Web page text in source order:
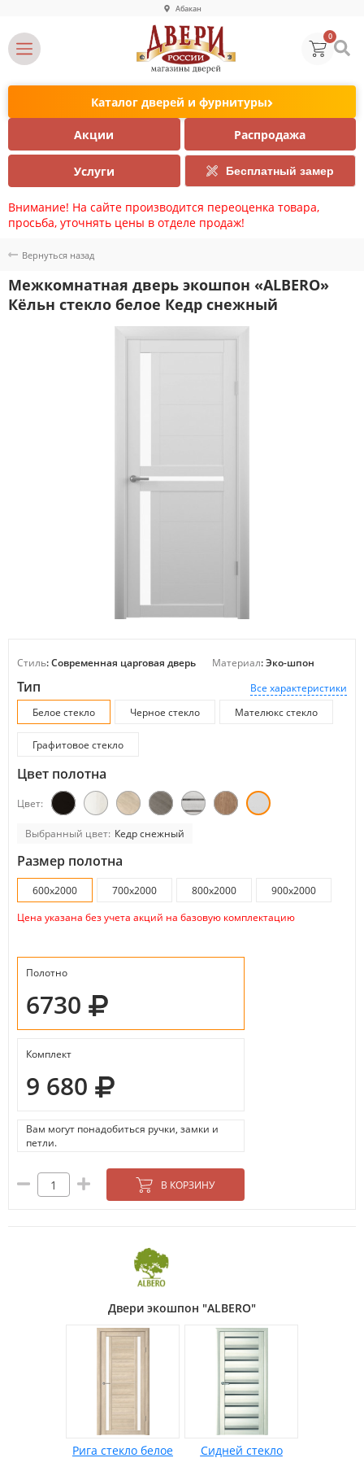
Абакан
0
Каталог дверей и фурнитуры
Акции Распродажа
Услуги Бесплатный замер
Внимание! На сайте производится переоценка товара,
просьба, уточнять цены в отделе продаж!
Вернуться назад
Межкомнатная дверь экошпон «ALBERO»
Кёльн стекло белое Кедр снежный
Стиль: Современная царговая дверь Материал: Эко-шпон
Все характеристики
Тип
Белое стекло Черное стекло Мателюкс стекло
Графитовое стекло
Цвет полотна
Цвет:
Выбранный цвет: Кедр снежный
Размер полотна
600x2000 700x2000 800x2000
900x2000
Цена указана без учета акций на базовую комплектацию
Полотно
6730
Комплект
9 680
Вам могут понадобиться ручки, замки и
петли.
В КОРЗИНУ
Двери экошпон "ALBERO"
Рига стекло белое Сидней стекло